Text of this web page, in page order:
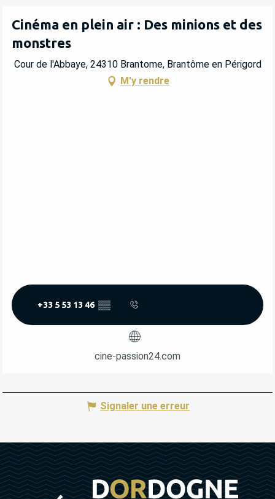
Cinéma en plein air : Des minions et des
monstres
Cour de l'Abbaye, 24310 Brantome, Brantôme en Périgord
M'y rendre
+33 5 53 13 46 ▒▒
cine-passion24.com
Signaler une erreur